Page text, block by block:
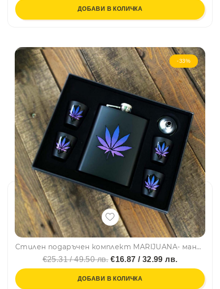
ДОБАВИ В КОЛИЧКА
-33%
Стилен подаръчен комплект MARIJUАNА- манерка за алкохол, чашки и фунийка DJH1801
€25.31 / 49.50 лв.€16.87 / 32.99 лв.
ДОБАВИ В КОЛИЧКА